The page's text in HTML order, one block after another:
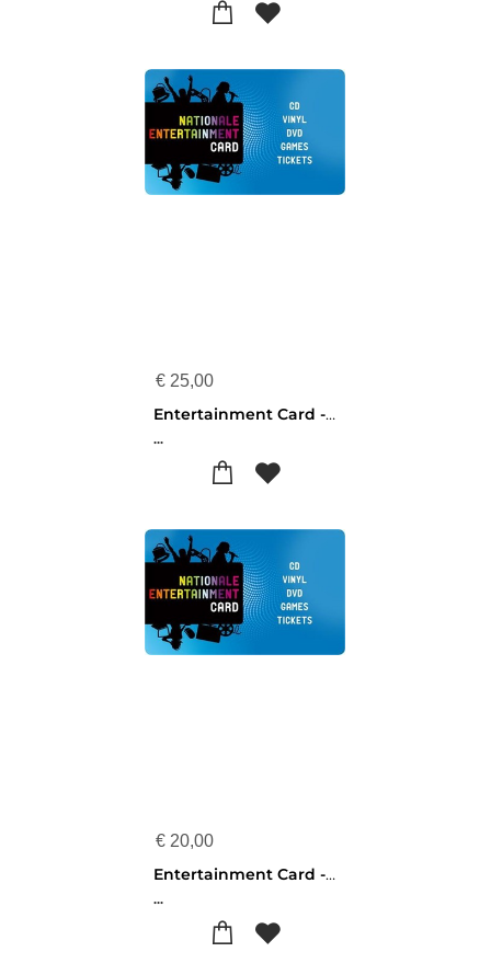
€ 25,00
Entertainment Card - 25 euro
...
€ 20,00
Entertainment Card - 20 euro
...